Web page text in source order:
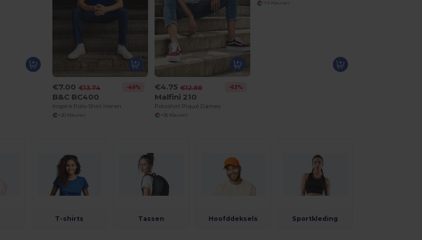
€7.00 €13.74 -49%
B&C BC400
Inspire Polo-Shirt Heren
+20 Kleuren
€4.75 €12.88 -63%
Malfini 210
Poloshirt Piqué Dames
+36 Kleuren
+14 Kleuren
T-shirts Tassen Hoofddeksels Sportkleding